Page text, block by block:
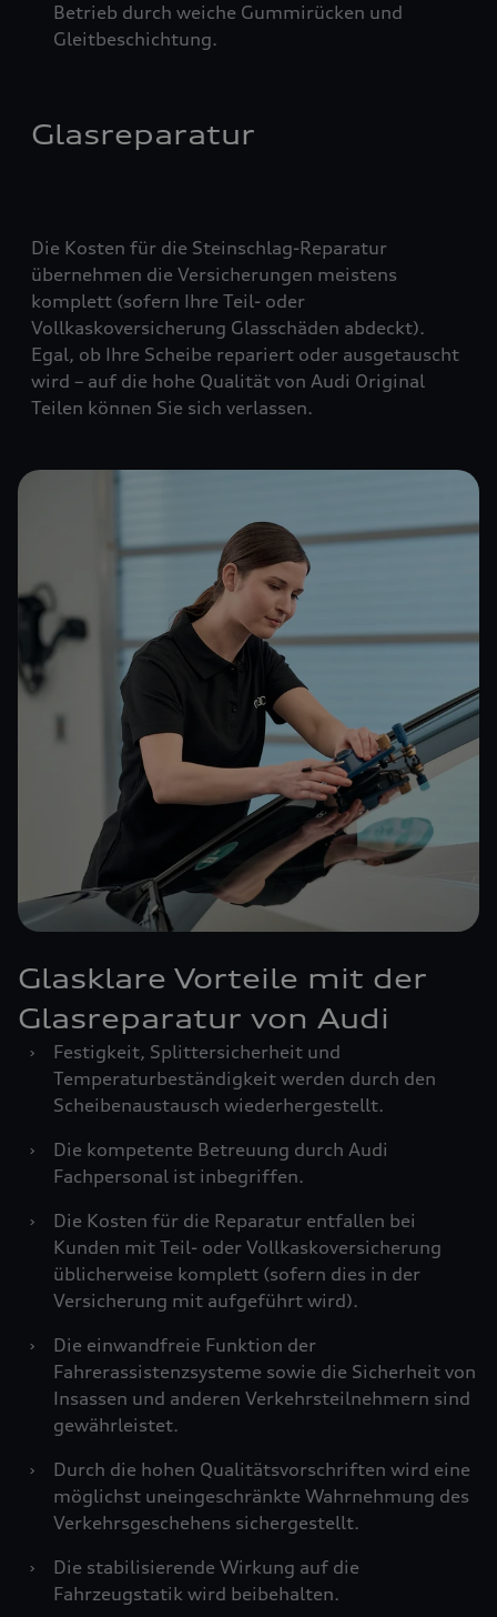
Betrieb durch weiche Gummirücken und
Gleitbeschichtung.
Glasreparatur
Die Kosten für die Steinschlag-Reparatur
übernehmen die Versicherungen meistens
komplett (sofern Ihre Teil- oder
Vollkaskoversicherung Glasschäden abdeckt).
Egal, ob Ihre Scheibe repariert oder ausgetauscht
wird – auf die hohe Qualität von Audi Original
Teilen können Sie sich verlassen.
Glasklare Vorteile mit der
Glasreparatur von Audi
›
Festigkeit, Splittersicherheit und
Temperaturbeständigkeit werden durch den
Scheibenaustausch wiederhergestellt.
›
Die kompetente Betreuung durch Audi
Fachpersonal ist inbegriffen.
›
Die Kosten für die Reparatur entfallen bei
Kunden mit Teil- oder Vollkaskoversicherung
üblicherweise komplett (sofern dies in der
Versicherung mit aufgeführt wird).
›
Die einwandfreie Funktion der
Fahrerassistenzsysteme sowie die Sicherheit von
Insassen und anderen Verkehrsteilnehmern sind
gewährleistet.
›
Durch die hohen Qualitätsvorschriften wird eine
möglichst uneingeschränkte Wahrnehmung des
Verkehrsgeschehens sichergestellt.
›
Die stabilisierende Wirkung auf die
Fahrzeugstatik wird beibehalten.